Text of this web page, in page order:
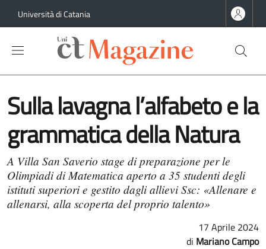
Università di Catania
Sulla lavagna l’alfabeto e la
grammatica della Natura
A Villa San Saverio stage di preparazione per le
Olimpiadi di Matematica aperto a 35 studenti degli
istituti superiori e gestito dagli allievi Ssc: «Allenare e
allenarsi, alla scoperta del proprio talento»
17 Aprile 2024
Mariano Campo